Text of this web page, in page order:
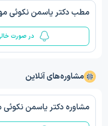
مطب دکتر یاسمن نکوئی
در صورت
مشاوره‌های آنلاین
مشاوره دکتر یاسمن نکوئی